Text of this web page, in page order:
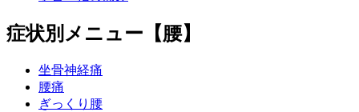
症状別メニュー【腰】
坐骨神経痛
腰痛
ぎっくり腰